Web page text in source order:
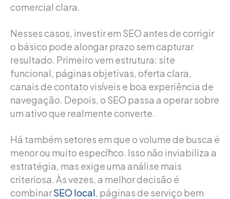
comercial clara.
Nesses casos, investir em SEO antes de corrigir
o básico pode alongar prazo sem capturar
resultado. Primeiro vem estrutura: site
funcional, páginas objetivas, oferta clara,
canais de contato visíveis e boa experiência de
navegação. Depois, o SEO passa a operar sobre
um ativo que realmente converte.
Há também setores em que o volume de busca é
menor ou muito específico. Isso não inviabiliza a
estratégia, mas exige uma análise mais
criteriosa. Às vezes, a melhor decisão é
combinarSEO local, páginas de serviço bem